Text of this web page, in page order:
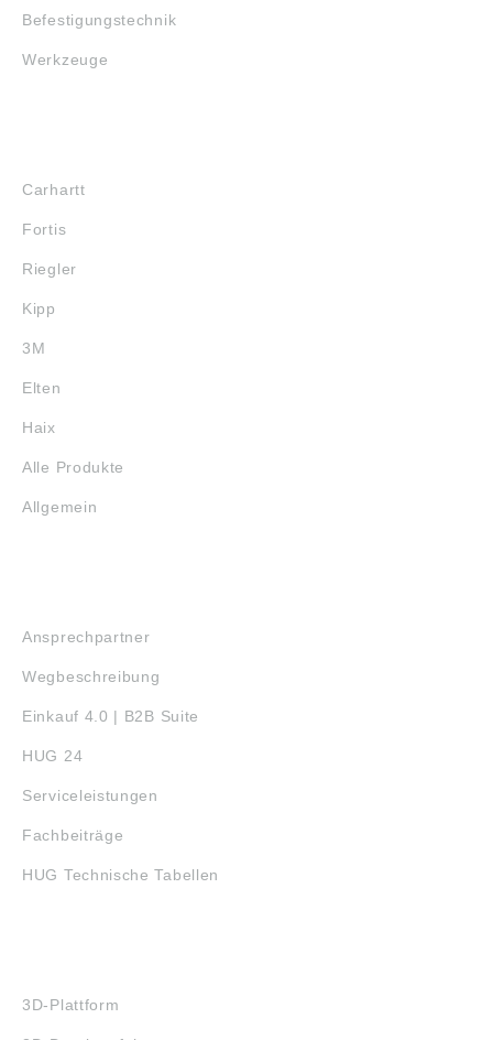
Befestigungstechnik
Werkzeuge
Carhartt
Fortis
Riegler
Kipp
3M
Elten
Haix
Alle Produkte
Allgemein
Ansprechpartner
Wegbeschreibung
Einkauf 4.0 | B2B Suite
HUG 24
Serviceleistungen
Fachbeiträge
HUG Technische Tabellen
3D-Plattform